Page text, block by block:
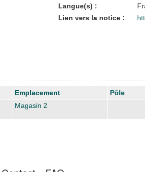
Langue(s) :
Lien vers la notice :
Emplacement Pôle
Magasin 2